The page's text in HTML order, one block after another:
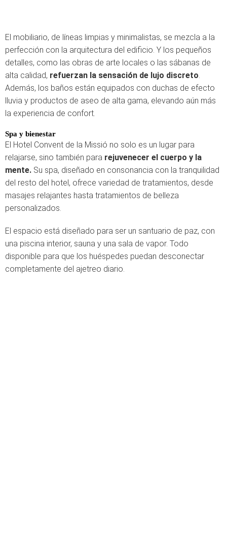
El mobiliario, de líneas limpias y minimalistas, se mezcla a la
perfección con la arquitectura del edificio. Y los pequeños
detalles, como las obras de arte locales o las sábanas de
alta calidad, refuerzan la sensación de lujo discreto.
Además, los baños están equipados con duchas de efecto
lluvia y productos de aseo de alta gama, elevando aún más
la experiencia de confort.
Spa y bienestar
El Hotel Convent de la Missió no solo es un lugar para
relajarse, sino también para rejuvenecer el cuerpo y la
mente. Su spa, diseñado en consonancia con la tranquilidad
del resto del hotel, ofrece variedad de tratamientos, desde
masajes relajantes hasta tratamientos de belleza
personalizados.
El espacio está diseñado para ser un santuario de paz, con
una piscina interior, sauna y una sala de vapor. Todo
disponible para que los huéspedes puedan desconectar
completamente del ajetreo diario.